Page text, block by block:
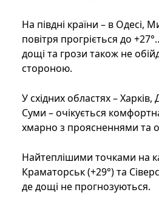
На півдні країни – в Одесі,
повітря прогріється до
дощі та грози також не
стороною.
У східних областях –
Суми – очікується
хмарно з проясненнями та
Найтеплішими точками на
Краматорськ (+29°) та
де дощі не прогнозуються.